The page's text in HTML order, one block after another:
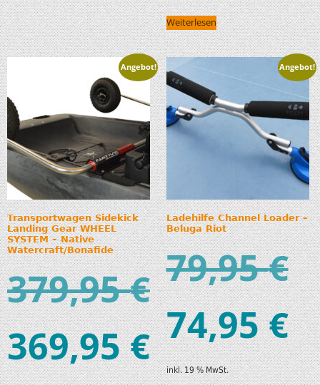
Weiterlesen
Angebot!
Transportwagen Sidekick
Landing Gear WHEEL
SYSTEM – Native
Watercraft/Bonafide
379,95€
369,95€
Angebot!
Ladehilfe Channel Loader –
Beluga Riot
79,95€
74,95€
inkl. 19 % MwSt.